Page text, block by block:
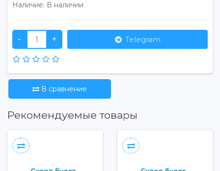
Наличие: В наличии
- + Telegram
В сравнение
Рекомендуемые товары